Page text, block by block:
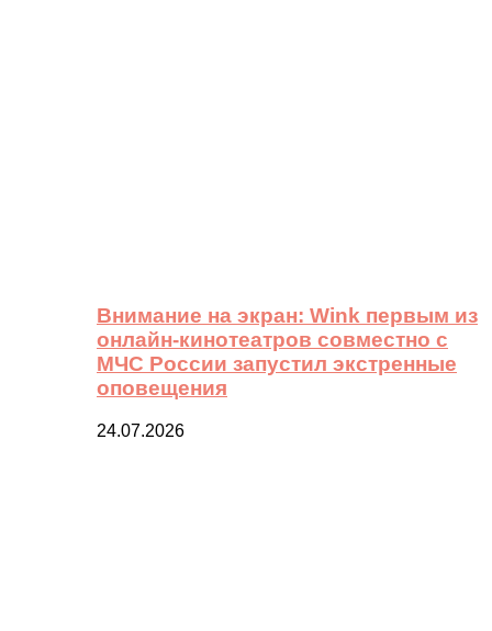
Внимание на экран: Wink первым из
онлайн-кинотеатров совместно с
МЧС России запустил экстренные
оповещения
24.07.2026